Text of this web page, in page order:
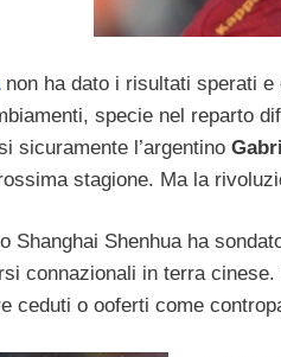
non ha dato i risultati sperati e
specie nel reparto
sicuramente l’argentino
stagione. Ma la
Shanghai Shenhua ha
connazionali in terra
ceduti o ooferti come